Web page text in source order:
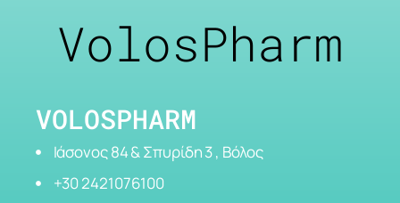
VolosPharm
VOLOSPHARM
Ιάσονος 84 & Σπυρίδη 3 , Βόλος
+30 2421076100